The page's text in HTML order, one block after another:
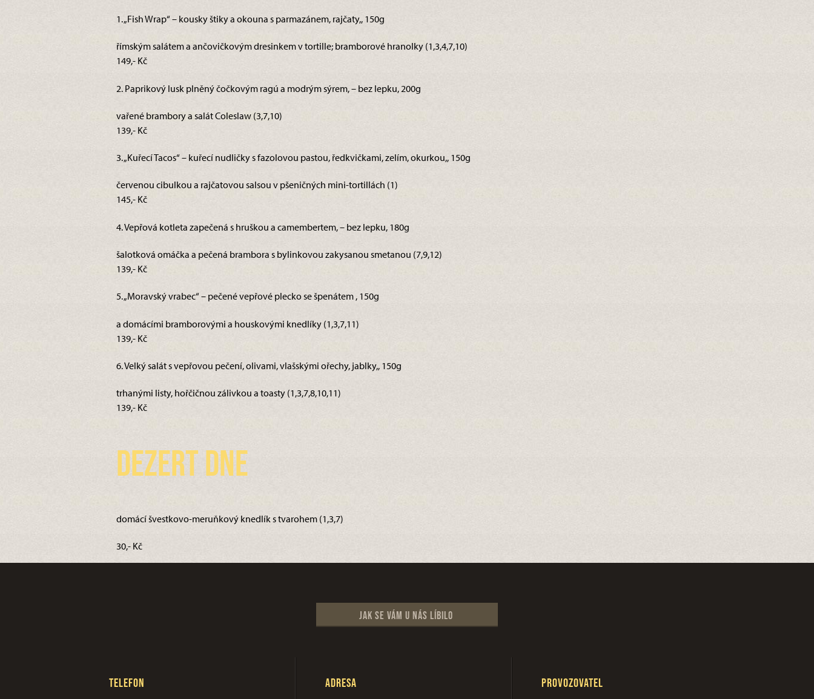
1. „Fish Wrap“ – kousky štiky a okouna s parmazánem, rajčaty,, 150g
římským salátem a ančovičkovým dresinkem v tortille; bramborové hranolky (1,3,4,7,10)
149,- Kč
2. Paprikový lusk plněný čočkovým ragú a modrým sýrem, – bez lepku, 200g
vařené brambory a salát Coleslaw (3,7,10)
139,- Kč
3. „Kuřecí Tacos“ – kuřecí nudličky s fazolovou pastou, ředkvičkami, zelím, okurkou,, 150g
červenou cibulkou a rajčatovou salsou v pšeničných mini-tortillách (1)
145,- Kč
4. Vepřová kotleta zapečená s hruškou a camembertem, – bez lepku, 180g
šalotková omáčka a pečená brambora s bylinkovou zakysanou smetanou (7,9,12)
139,- Kč
5. „Moravský vrabec“ – pečené vepřové plecko se špenátem , 150g
a domácími bramborovými a houskovými knedlíky (1,3,7,11)
139,- Kč
6. Velký salát s vepřovou pečení, olivami, vlašskými ořechy, jablky,, 150g
trhanými listy, hořčičnou zálivkou a toasty (1,3,7,8,10,11)
139,- Kč
Dezert dne
domácí švestkovo-meruňkový knedlík s tvarohem (1,3,7)
30,- Kč
Jak se vám u nás líbilo
Telefon
Adresa
Provozovatel